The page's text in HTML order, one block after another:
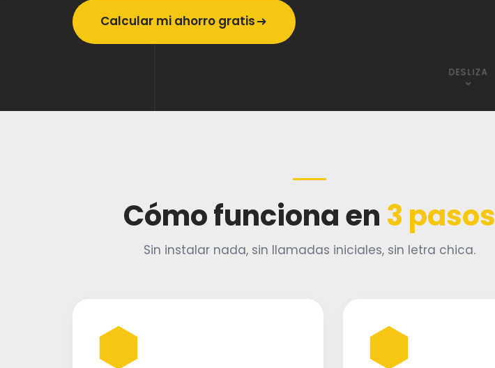
Calcular mi ahorro gratis
DESLIZA
Cómo funciona en 3 pasos
Sin instalar nada, sin llamadas iniciales, sin letra chica.